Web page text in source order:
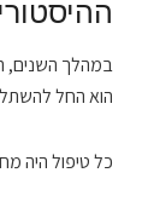
במהלך השנים,
הוא החל
כל טיפול היה